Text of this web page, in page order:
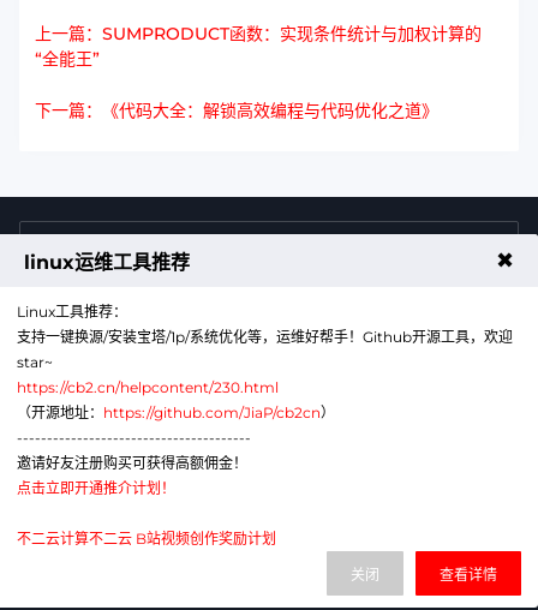
上一篇：SUMPRODUCT函数：实现条件统计与加权计算的
“全能王”
下一篇：《代码大全：解锁高效编程与代码优化之道》
售前咨询热线
公众号
网站备案号：辽ICP备2024043856号-6
linux运维工具推荐 ✖
Linux工具推荐：
支持一键换源/安装宝塔/1p/系统优化等，运维好帮手！Github开源工具，欢迎
star~
https://cb2.cn/helpcontent/230.html
（开源地址： https://github.com/JiaP/cb2cn）
---------------------------------------
邀请好友注册购买可获得高额佣金！
点击立即开通推介计划！
不二云计算不二云 B站视频创作奖励计划
查看详情
关闭